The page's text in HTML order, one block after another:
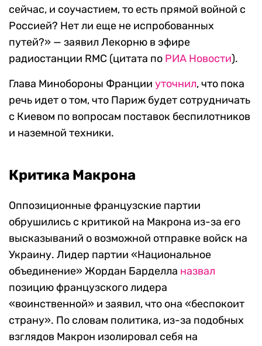
сейчас, и соучастием, то есть прямой войной с
Россией? Нет ли еще не испробованных
путей?» — заявил Лекорню в эфире
радиостанции RMC (цитата по РИА Новости).
Глава Минобороны Франции уточнил, что пока
речь идет о том, что Париж будет сотрудничать
с Киевом по вопросам поставок беспилотников
и наземной техники.
Критика Макрона
Оппозиционные французские партии
обрушились с критикой на Макрона из-за его
высказываний о возможной отправке войск на
Украину. Лидер партии «Национальное
объединение» Жордан Барделла назвал
позицию французского лидера
«воинственной» и заявил, что она «беспокоит
страну». По словам политика, из-за подобных
взглядов Макрон изолировал себя на